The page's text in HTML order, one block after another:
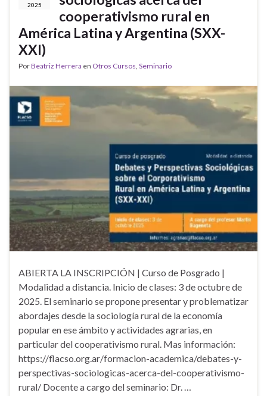
2025
cooperativismo rural en
América Latina y Argentina (SXX-
XXI)
PorBeatriz Herrera en Otros Cursos Seminario
ABIERTA LA INSCRIPCIÓN | Curso de Posgrado |
Modalidad a distancia. Inicio de clases: 3 de octubre de
2025. El seminario se propone presentar y problematizar
abordajes desde la sociología rural de la economía
popular en ese ámbito y actividades agrarias, en
particular del cooperativismo rural. Mas información:
https://flacso.org.ar/formacion-academica/debates-y-
perspectivas-sociologicas-acerca-del-cooperativismo-
rural/ Docente a cargo del seminario: Dr. …